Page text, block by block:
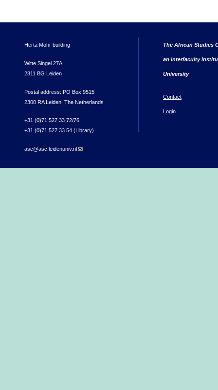
Herta Mohr building
Witte Singel 27A
2311 BG Leiden
Postal address: PO Box 9515
2300 RA Leiden, The Netherlands
+31 (0)71 527 33 72/76
+31 (0)71 527 33 54 (Library)
asc@asc.leidenuniv.nl (link sends e-mail)
The African Studies
an interfaculty
University
Contact
Login